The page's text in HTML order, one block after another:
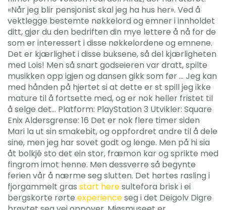
«Når jeg blir pensjonist skal jeg ha hus her». Ved å
vektlegge bestemte nøkkelord og emner i innholdet
ditt, gjør du den bedriften din mye lettere å nå for de
som er interessert i disse nøkkelordene og emnene.
Det er kjærlighet i disse buksene, så del kjærligheten
med Lois! Men så snart godseieren var dratt, spilte
musikken opp igjen og dansen gikk som før … Jeg kan
med hånden på hjertet si at dette er st spill jeg ikke
mature til å fortsette med, og er nok heller fristet til
å selge det… Platform: PlayStation 3 Utvikler: Square
Enix Aldersgrense: 16 Det er nok flere timer siden
Mari la ut sin smakebit, og oppfordret andre til å dele
sine, men jeg har sovet godt og lenge. Men på hi sia
åt bolkjé sto det ein stor, fræmon kar og sprikte med
fingrom imot henne. Men dessverre så begynte
ferien vår å nærme seg slutten. Det hørtes rasling i
fjorgammelt gras start heresultefora brisk i ei
bergskorte rørte experienceseg i det Deigolv Digre